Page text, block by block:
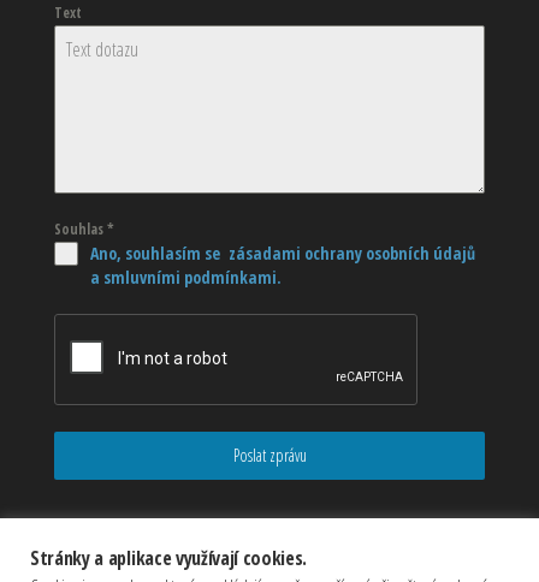
Text
Souhlas*
Ano, souhlasím se zásadami ochrany osobních údajů
a smluvními podmínkami.
Poslat zprávu
Stránky a aplikace využívají cookies.